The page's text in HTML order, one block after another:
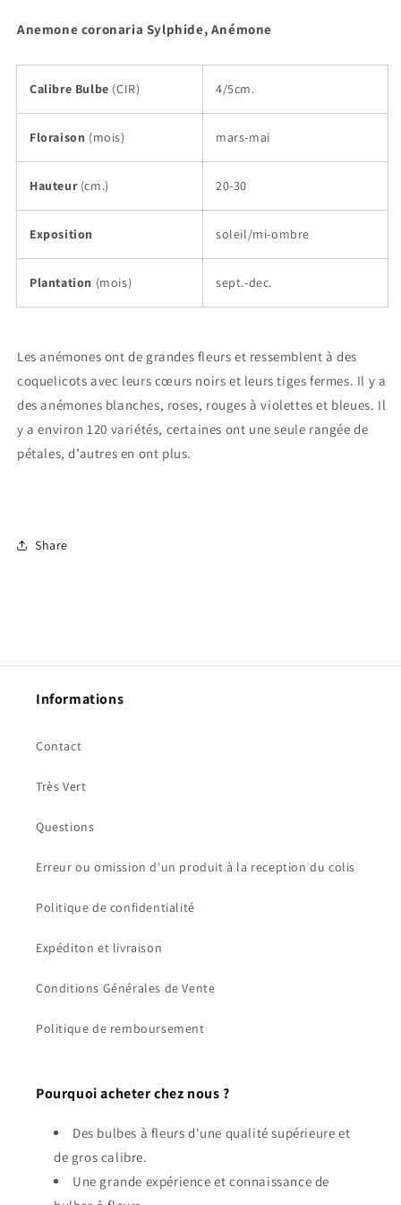
Anemone coronaria Sylphide, Anémone
Calibre Bulbe (CIR) 4/5cm.
Floraison (mois) mars-mai
Hauteur (cm.) 20-30
Exposition soleil/mi-ombre
Plantation (mois) sept.-dec.
Les anémones ont de grandes fleurs et ressemblent à des
coquelicots avec leurs cœurs noirs et leurs tiges fermes. Il y a
des anémones blanches, roses, rouges à violettes et bleues. Il
y a environ 120 variétés, certaines ont une seule rangée de
pétales, d’autres en ont plus.
Share
Informations
Contact
Très Vert
Questions
Erreur ou omission d'un produit à la reception du colis
Politique de confidentialité
Expéditon et livraison
Conditions Générales de Vente
Politique de remboursement
Pourquoi acheter chez nous ?
Des bulbes à fleurs d'une qualité supérieure et
de gros calibre.
Une grande expérience et connaissance de